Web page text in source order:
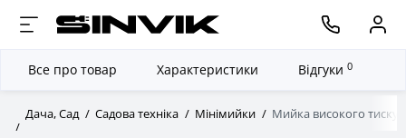
Дача, Сад Садова техніка Мінімийки Мийка високого тиску
Все про товар Характеристики Відгуки 0